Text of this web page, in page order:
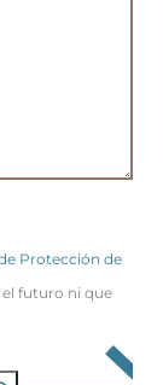
Protección de
futuro ni que